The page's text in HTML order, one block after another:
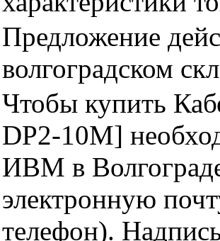
Предложение
волгоградском
Чтобы купить
DP2-10M]
ИВМ в
электронную
телефон).